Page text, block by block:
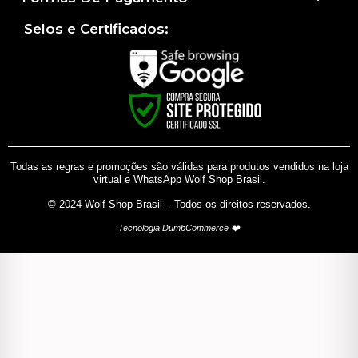
Selos e Certificados:
Todas as regras e promoções são válidas para produtos vendidos na loja
virtual e WhatsApp Wolf Shop Brasil.
© 2024 Wolf Shop Brasil – Todos os direitos reservados.
Tecnologia DumbCommerce ❤️